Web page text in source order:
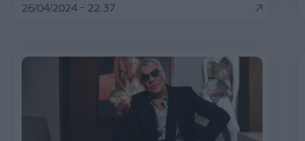
26/04/2024 - 22:37